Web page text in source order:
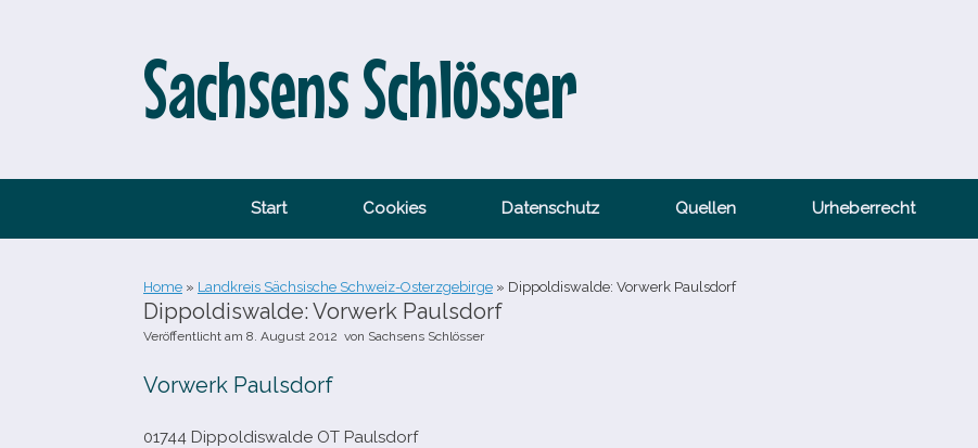
Sachsens Schlösser
Start Cookies Datenschutz Quellen Urheberrecht
Home » Landkreis Sächsische Schweiz-Osterzgebirge » Dippoldiswalde: Vorwerk Paulsdorf
Dippoldiswalde: Vorwerk Paulsdorf
Veröffentlicht am 8. August 2012 von Sachsens Schlösser
Vorwerk Paulsdorf
01744 Dippoldiswalde OT Paulsdorf